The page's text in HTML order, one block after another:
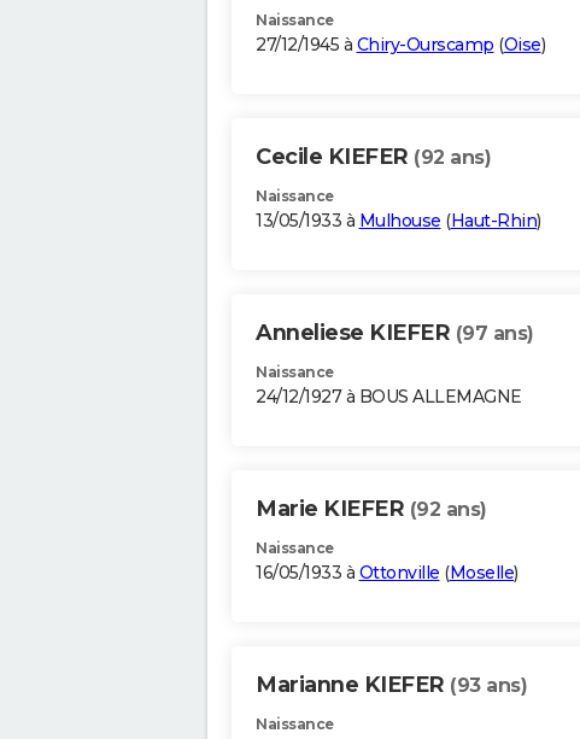
Naissance
27/12/1945 à Chiry-Ourscamp (Oise)
Cecile KIEFER (92 ans)
Naissance
13/05/1933 à Mulhouse (Haut-Rhin)
Anneliese KIEFER (97 ans)
Naissance
24/12/1927 à BOUS ALLEMAGNE
Marie KIEFER (92 ans)
Naissance
16/05/1933 à Ottonville (Moselle)
Marianne KIEFER (93 ans)
Naissance